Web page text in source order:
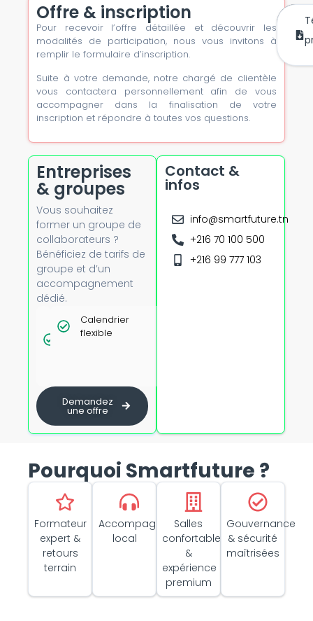
Offre & inscription
Pour recevoir l’offre détaillée et découvrir les
modalités de participation, nous vous invitons à
remplir le formulaire d’inscription.
Suite à votre demande, notre chargé de clientèle
vous contactera personnellement afin de vous
accompagner dans la finalisation de votre
inscription et répondre à toutes vos questions.
Entreprises
& groupes
Vous souhaitez
former un groupe de
collaborateurs ?
Bénéficiez de tarifs de
groupe et d’un
accompagnement
dédié.
Tarifs
dégressifs
Calendrier
flexible
Demandez
une offre
Contact &
infos
info@smartfuture.tn
+216 70 100 500
+216 99 777 103
Pourquoi Smartfuture ?
Formateur
expert &
retours
terrain
Accompagnement
local
Salles
confortables
&
expérience
premium
Gouvernance
& sécurité
maîtrisées